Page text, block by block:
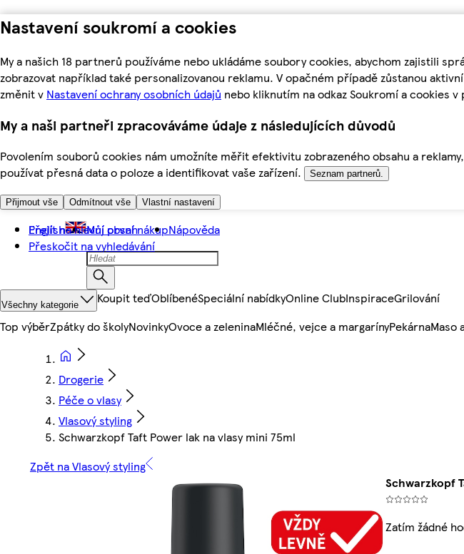
Nastavení soukromí a cookies
My a našich 18 partnerů používáme nebo ukládáme soubory cookies, abychom zajistili
zobrazovat například také personalizovanou reklamu. V opačném případě zůstanou
změnit v Nastavení ochrany osobních údajů nebo kliknutím na odkaz Soukromí a cookies
My a naši partneři zpracováváme údaje z následujících důvodů
Povolením souborů cookies nám umožníte měřit efektivitu zobrazeného obsahu a
používat přesná data o poloze a identifikovat vaše zařízení.
Seznam partnerů.
Přijmout vše Odmítnout vše Vlastní nastavení
Přejít na hlavní obsah
Přeskočit na vyhledávání
English Můj první nákupNápověda
Všechny kategorie Koupit teďOblíbenéSpeciální nabídkyOnline ClubInspiraceGrilování
Top výběrZpátky do školyNovinkyOvoce a zeleninaMléčné, vejce a margarínyPekárnaMaso
Drogerie
Péče o vlasy
Vlasový styling
Schwarzkopf Taft Power lak na vlasy mini 75ml
Zpět na Vlasový styling
Schwarzkopf
Zatím žádné